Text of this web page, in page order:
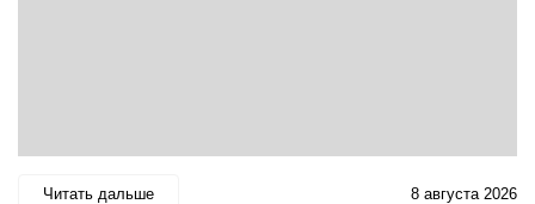
Читать дальше 8 августа 2026